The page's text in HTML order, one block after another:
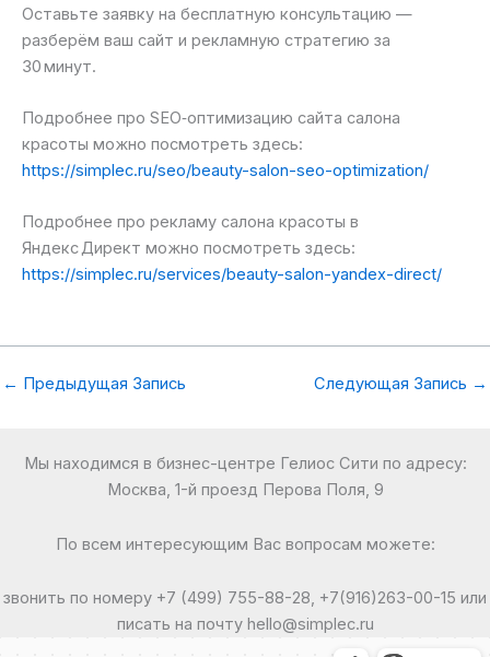
Оставьте заявку на бесплатную консультацию —
разберём ваш сайт и рекламную стратегию за
30 минут.
Подробнее про SEO‑оптимизацию сайта салона
красоты можно посмотреть здесь:
https://simplec.ru/seo/beauty-salon-seo-optimization/
Подробнее про рекламу салона красоты в
Яндекс Директ можно посмотреть здесь:
https://simplec.ru/services/beauty-salon-yandex-direct/
← Предыдущая Запись Следующая Запись →
Мы находимся в бизнес-центре Гелиос Сити по адресу:
Москва, 1-й проезд Перова Поля, 9
По всем интересующим Вас вопросам можете:
звонить по номеру +7 (499) 755-88-28, +7(916)263-00-15 или
писать на почту hello@simplec.ru